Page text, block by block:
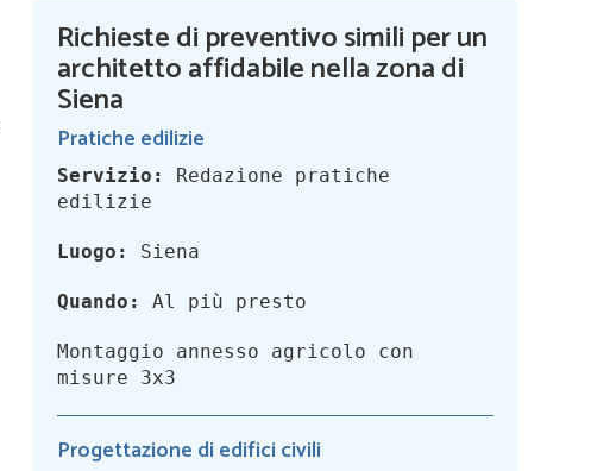
Richieste di preventivo simili per un
architetto affidabile nella zona di
Siena
Pratiche edilizie
Servizio:
Redazione pratiche
edilizie
Luogo: Siena
Quando: Al più presto
Montaggio annesso agricolo con
misure 3x3
Progettazione di edifici civili